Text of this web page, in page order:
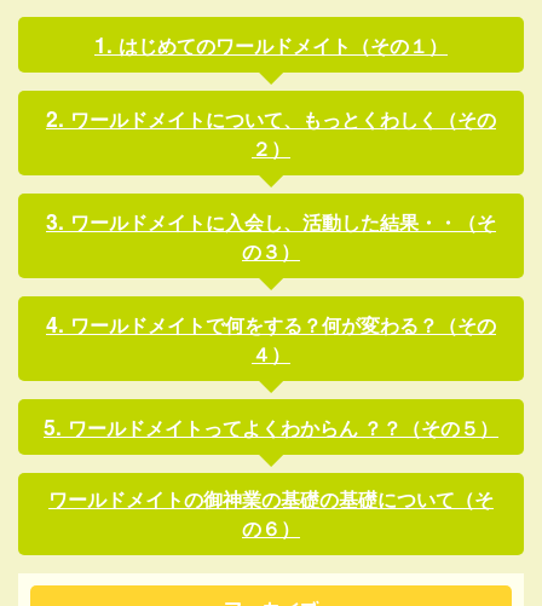
はじめてのワールドメイト（その１）
ワールドメイトについて、もっとくわしく（その
２）
ワールドメイトに入会し、活動した結果・・（そ
の３）
ワールドメイトで何をする？何が変わる？（その
４）
ワールドメイトってよくわからん ？？（その５）
ワールドメイトの御神業の基礎の基礎について（そ
の６）